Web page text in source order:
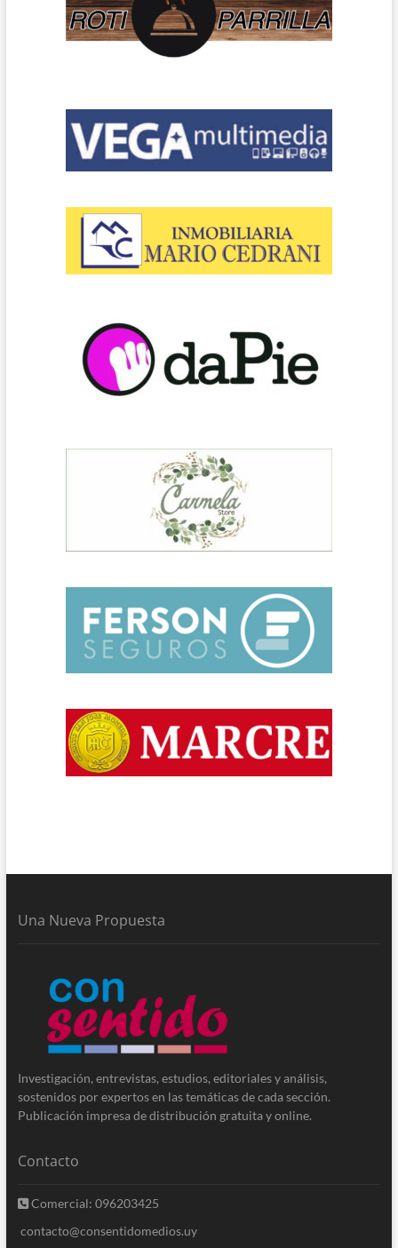
Una Nueva Propuesta
Investigación, entrevistas, estudios, editoriales y análisis,
sostenidos por expertos en las temáticas de cada sección.
Publicación impresa de distribución gratuita y online.
Contacto
Comercial: 096203425
contacto@consentidomedios.uy